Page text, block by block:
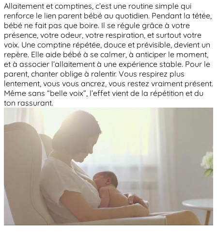
Allaitement et comptines, c’est une routine simple qui
renforce le lien parent bébé au quotidien. Pendant la tétée,
bébé ne fait pas que boire. Il se régule grâce à votre
présence, votre odeur, votre respiration, et surtout votre
voix. Une comptine répétée, douce et prévisible, devient un
repère. Elle aide bébé à se calmer, à anticiper le moment,
et à associer l’allaitement à une expérience stable. Pour le
parent, chanter oblige à ralentir. Vous respirez plus
lentement, vous vous ancrez, vous restez vraiment présent.
Même sans “belle voix”, l’effet vient de la répétition et du
ton rassurant.